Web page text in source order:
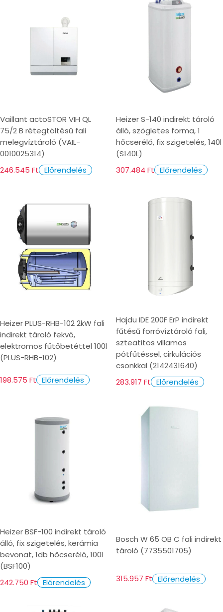
Vaillant actoSTOR VIH QL
75/2 B rétegtöltésű fali
melegvíztároló (VAIL-
0010025314)
246.545 Ft Előrendelés
Heizer S-140 indirekt tároló
álló, szögletes forma, 1
hőcserélő, fix szigetelés, 140l
(S140L)
307.484 Ft Előrendelés
Heizer PLUS-RHB-102 2kW fali
indirekt tároló fekvő,
elektromos fűtőbetéttel 100l
(PLUS-RHB-102)
198.575 Ft Előrendelés
Hajdu IDE 200F ErP indirekt
fűtésű forróvíztároló fali,
szteatitos villamos
pótfűtéssel, cirkulációs
csonkkal (2142431640)
283.917 Ft Előrendelés
Heizer BSF-100 indirekt tároló
álló, fix szigetelés, kerámia
bevonat, 1db hőcserélő, 100l
(BSF100)
242.750 Ft Előrendelés
Bosch W 65 OB C fali indirekt
tároló (7735501705)
315.957 Ft Előrendelés